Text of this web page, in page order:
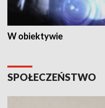
W obiektywie
SPOŁECZEŃSTWO